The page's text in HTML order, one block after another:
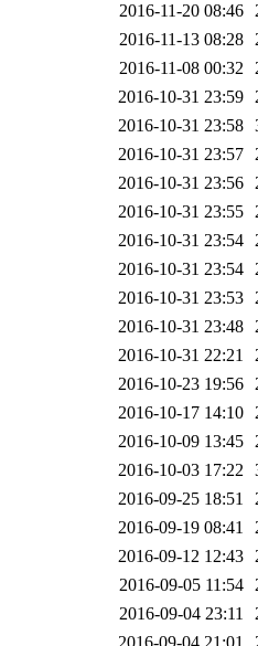
2016-11-20 08:46
2016-11-13 08:28
2016-11-08 00:32
2016-10-31 23:59
2016-10-31 23:58
2016-10-31 23:57
2016-10-31 23:56
2016-10-31 23:55
2016-10-31 23:54
2016-10-31 23:54
2016-10-31 23:53
2016-10-31 23:48
2016-10-31 22:21
2016-10-23 19:56
2016-10-17 14:10
2016-10-09 13:45
2016-10-03 17:22
2016-09-25 18:51
2016-09-19 08:41
2016-09-12 12:43
2016-09-05 11:54
2016-09-04 23:11